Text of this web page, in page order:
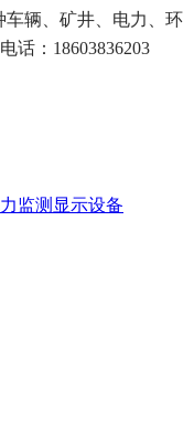
车辆、矿井、电力、环
话：18603836203
监测显示设备